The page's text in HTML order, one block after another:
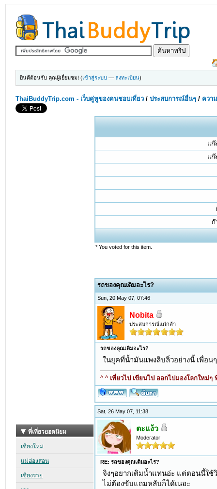
ยินดีต้อนรับ คุณผู้เยี่ยมชม! (เข้าสู่ระบบ — ลงทะเบียน)
ThaiBuddyTrip.com - เว็บคู่หูของคนชอบเที่ยว /ประสบการณ์อื่นๆ / ควา
แก๊
แก๊
* You voted for this item.
รถของคุณเติมอะไร?
Sun, 20 May 07, 07:46
Nobita
ประสบการณ์แก่กล้า
รถของคุณเติมอะไร?
ในยุคที่น้ำมันแพงลิบลิ่วอย่างนี้ เพื่อน
^ ^ เที่ยวไป เขียนไป ออกไปมองโลกใหม่ๆ
Sat, 26 May 07, 11:38
ตะแง้ว
Moderator
RE: รถของคุณเติมอะไร?
จิงๆอยากเติมน้ำแทนอ่ะ แต่ตอนนี้ใช้
ไม่ต้องขับแถมหลับก็ได้เนอะ